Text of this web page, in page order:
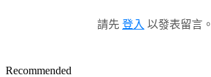
請先 登入 以發表留言。
Recommended